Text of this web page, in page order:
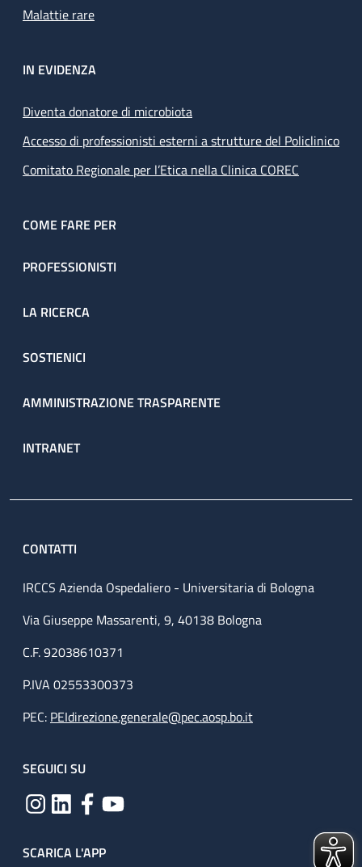
Malattie rare
IN EVIDENZA
Diventa donatore di microbiota
Accesso di professionisti esterni a strutture del Policlinico
Comitato Regionale per l’Etica nella Clinica COREC
COME FARE PER
PROFESSIONISTI
LA RICERCA
SOSTIENICI
AMMINISTRAZIONE TRASPARENTE
INTRANET
CONTATTI
IRCCS Azienda Ospedaliero - Universitaria di Bologna
Via Giuseppe Massarenti, 9, 40138 Bologna
C.F. 92038610371
P.IVA 02553300373
PEC: PEIdirezione.generale@pec.aosp.bo.it
SEGUICI SU
SCARICA L'APP